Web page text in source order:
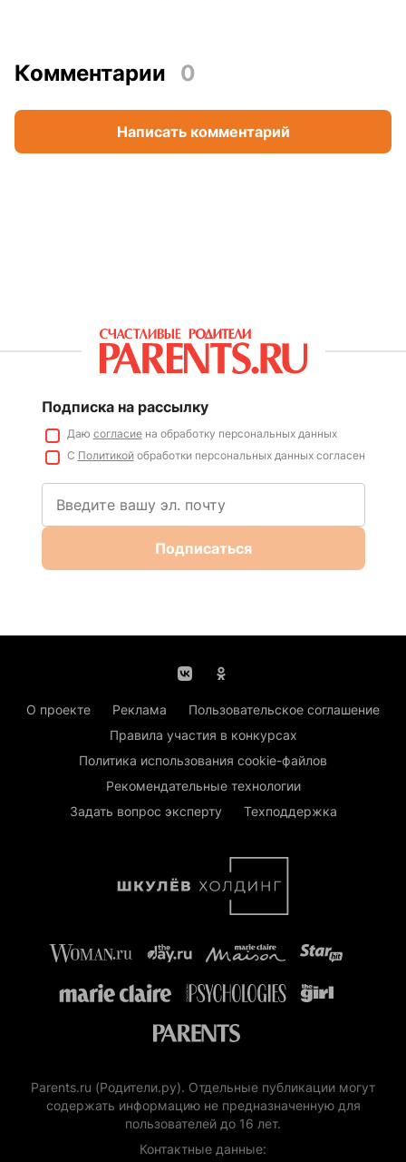
Комментарии 0
Написать комментарий
Подписка на рассылку
Даю согласиена обработку персональных данных
С Политикойобработки персональных данных согласен
Подписаться
О проекте Реклама
Пользовательское соглашение
Правила участия в конкурсах
Политика использования cookie-файлов
Рекомендательные технологии
Задать вопрос эксперту
Техподдержка
Parents.ru (Родители.ру). Отдельные публикации могут
содержать информацию не предназначенную для
пользователей до 16 лет.
Контактные данные: